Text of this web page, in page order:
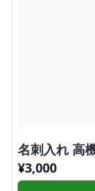
名刺入れ 高
¥3,000